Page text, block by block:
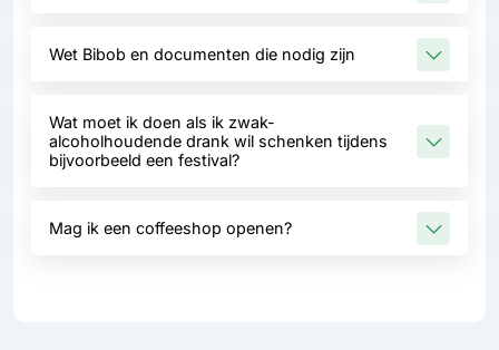
Wet Bibob en documenten die nodig zijn
Wat moet ik doen als ik zwak-
alcoholhoudende drank wil schenken tijdens
bijvoorbeeld een festival?
Mag ik een coffeeshop openen?